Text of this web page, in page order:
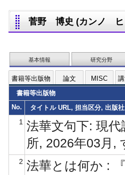
菅野 博史 (カンノ ヒ
基本情報 研究分野
書籍等出版物 論文 MISC
書籍等出版物
No.
タイトル URL, 担当区分, 出版
1
法華文句下: 現
所, 2026年03月,
2 法華とは何か :